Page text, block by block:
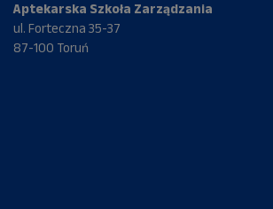
Aptekarska Szkoła Zarządzania
ul. Forteczna 35-37
87-100 Toruń